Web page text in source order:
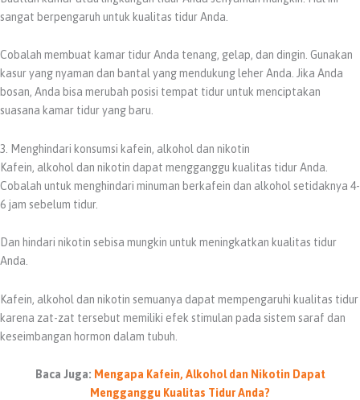
sangat berpengaruh untuk kualitas tidur Anda.
Cobalah membuat kamar tidur Anda tenang, gelap, dan dingin. Gunakan
kasur yang nyaman dan bantal yang mendukung leher Anda. Jika Anda
bosan, Anda bisa merubah posisi tempat tidur untuk menciptakan
suasana kamar tidur yang baru.
3. Menghindari konsumsi kafein, alkohol dan nikotin
Kafein, alkohol dan nikotin dapat mengganggu kualitas tidur Anda.
Cobalah untuk menghindari minuman berkafein dan alkohol setidaknya 4-
6 jam sebelum tidur.
Dan hindari nikotin sebisa mungkin untuk meningkatkan kualitas tidur
Anda.
Kafein, alkohol dan nikotin semuanya dapat mempengaruhi kualitas tidur
karena zat-zat tersebut memiliki efek stimulan pada sistem saraf dan
keseimbangan hormon dalam tubuh.
Baca Juga: Mengapa Kafein, Alkohol dan Nikotin Dapat
Mengganggu Kualitas Tidur Anda?